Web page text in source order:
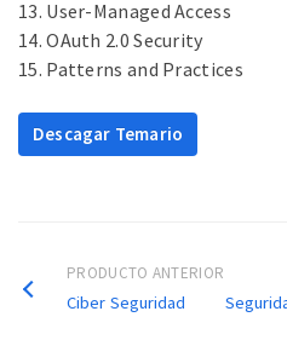
13. User-Managed Access
14. OAuth 2.0 Security
15. Patterns and Practices
Descagar Temario
PRODUCTO ANTERIOR
Ciber Seguridad